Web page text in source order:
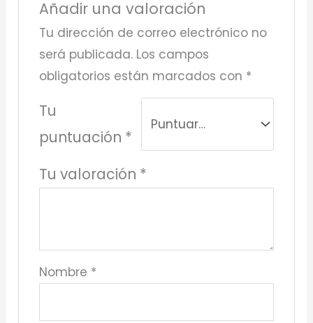
Añadir una valoración
Tu dirección de correo electrónico no
será publicada. Los campos
obligatorios están marcados con *
Tu
puntuación *
Tu valoración *
Nombre *